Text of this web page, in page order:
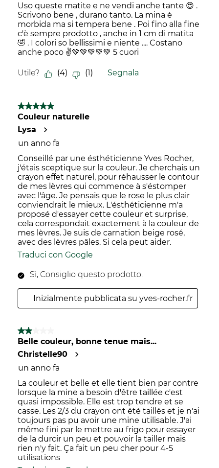
Uso queste matite e ne vendi anche tante 😍 .
Scrivono bene , durano tanto. La mina è
morbida ma si tempera bene . Poi fino alla fine
c'è sempre prodotto , anche in 1 cm di matita
🤣 . I colori so bellissimi e niente .... Costano
anche poco ✌️💚💚💚💚💚 5 cuori
Utile? (4) (1) Segnala
5 su 5 stelle.
Couleur naturelle
Lysa
un anno fa
Conseillé par une ésthéticienne Yves Rocher,
j'étais sceptique sur la couleur. Je cherchais un
crayon effet naturel, pour réhausser le contour
de mes lèvres qui commence à s'éstomper
avec l'âge. Je pensais que le rose le plus clair
conviendrait le mieux. L'ésthéticienne m'a
proposé d'essayer cette couleur et surprise,
cela correspondait exactement à la couleur de
mes lèvres. Je suis de carnation beige rosé,
avec des lèvres pâles. Si cela peut aider.
Traduci con Google
Sì, Consiglio questo prodotto.
Inizialmente pubblicata su yves-rocher.fr
2 su 5 stelle.
Belle couleur, bonne tenue mais...
Christelle90
un anno fa
La couleur et belle et elle tient bien par contre
lorsque la mine a besoin d'être taillée c'est
quasi impossible. Elle est trop tendre et se
casse. Les 2/3 du crayon ont été taillés et je n'ai
toujours pas pu avoir une mine utilisable. J'ai
même fini par le mettre au frigo pour essayer
de la durcir un peu et pouvoir la tailler mais
rien n'y fait. Ça fait un peu cher pour 4-5
utilisations